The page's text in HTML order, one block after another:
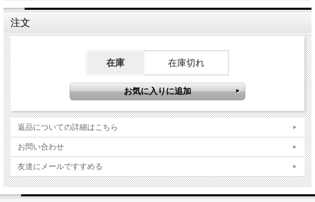
注文
在庫 在庫切れ
返品についての詳細はこちら
お問い合わせ
友達にメールですすめる